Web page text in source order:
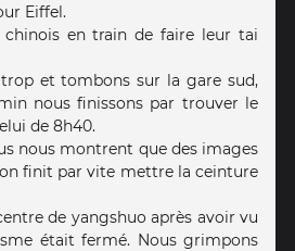
Eiffel.
chinois en train de faire leur tai
et tombons sur la gare sud,
nous finissons par trouver le
de 8h40.
nous montrent que des images
finit par vite mettre la ceinture
de yangshuo après avoir vu
était fermé. Nous grimpons